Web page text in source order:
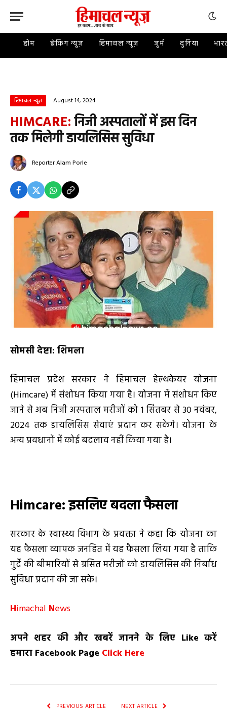
होम ब्रेकिंग न्यूज़ हिमाचल न्यूज़ जुर्म दुनिया
हिमाचल न्यूज़ August 14, 2024
HIMCARE:निजी अस्पतालों में इस दिन
तक मिलेगी डायलिसिस सुविधा
ReporterAlam Porle
सोमसी देष्टा: शिमला
हिमाचल प्रदेश सरकार ने हिमाचल हेल्थकेयर योजना
(Himcare) में संशोधन किया गया है। योजना में संशोधन किए
जाने से अब निजी अस्पताल मरीजों को 1 सिंतबर से 30 नवंबर,
2024 तक डायलिसिस सेवाएं प्रदान कर सकेंगे। योजना के
अन्य प्रवधानों में कोई बदलाव नहीं किया गया है।
Himcare: इसलिए बदला फैसला
सरकार के स्वास्थ्य विभाग के प्रवक्ता ने कहा कि योजना का
यह फैसला व्यापक जनहित में यह फैसला लिया गया है ताकि
गुर्दे की बीमारियों से ग्रसित मरीजों को डायलिसिस की निर्बाध
सुविधा प्रदान की जा सके।
Himachal News
अपने शहर की और खबरें जानने के लिए Likeकरें
हमारा Facebook Page Click Here
PREVIOUS ARTICLE NEXT ARTICLE